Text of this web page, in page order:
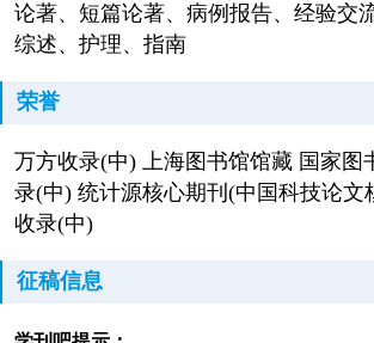
论著、短篇论著、病例报告、经验交
综述、护理、指南
荣誉
万方收录(中) 上海图书馆馆藏 国家图
录(中) 统计源核心期刊(中国科技论文
收录(中)
征稿信息